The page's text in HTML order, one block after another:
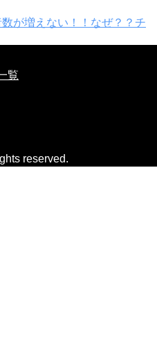
が増えない！！なぜ？？チ
覧
reserved.